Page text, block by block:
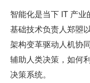
智能化是当下 IT 产业
基础技术负责人郑曌
架构变革驱动人机协
辅助人类决策，如何
决策系统。